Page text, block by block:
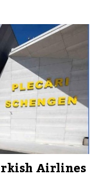
Airlines